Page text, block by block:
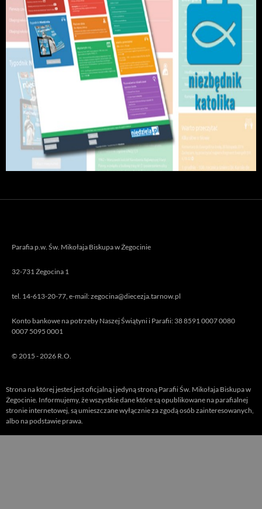
Parafia p.w. Św. Mikołaja Biskupa w Żegocinie
32-731 Żegocina 1
tel. 14-613-20-77, e-mail: zegocina@diecezja.tarnow.pl
Konto bankowe na potrzeby Naszej Świątyni i Parafii: 38 8591 0007 0080
0007 5095 0001
© 2015 - 2026 R.O.
Strona na której jesteś jest oficjalną i jedyną stroną Parafii Św. Mikołaja Biskupa w
Żegocinie. Informujemy, że wszystkie dane które są opublikowane na parafialnej
stronie internetowej, są umieszczane wyłącznie za zgodą osób zainteresowanych,
albo na podstawie prawa.